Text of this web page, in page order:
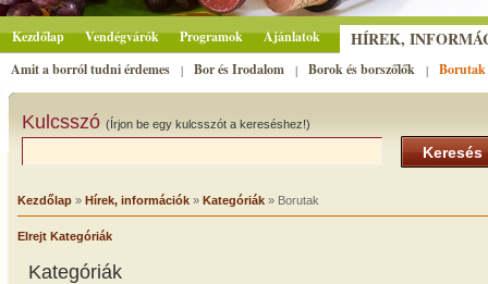
Kezdőlap Vendégvárók Programok Ajánlatok HÍREK,
Amit a borról tudni érdemes | Bor és Irodalom | Borok és borszőlők | Borutak
Kulcsszó (Írjon be egy kulcsszót a kereséshez!)
Keresés
Kezdőlap » Hírek, információk » Kategóriák » Borutak
Elrejt Kategóriák
Kategóriák